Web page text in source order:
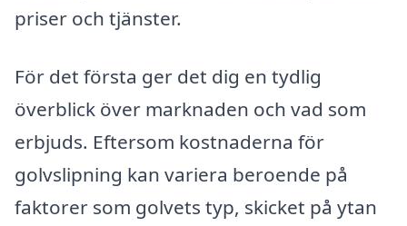
priser och tjänster.
För det första ger det dig en tydlig
överblick över marknaden och vad som
erbjuds. Eftersom kostnaderna för
golvslipning kan variera beroende på
faktorer som golvets typ, skicket på ytan